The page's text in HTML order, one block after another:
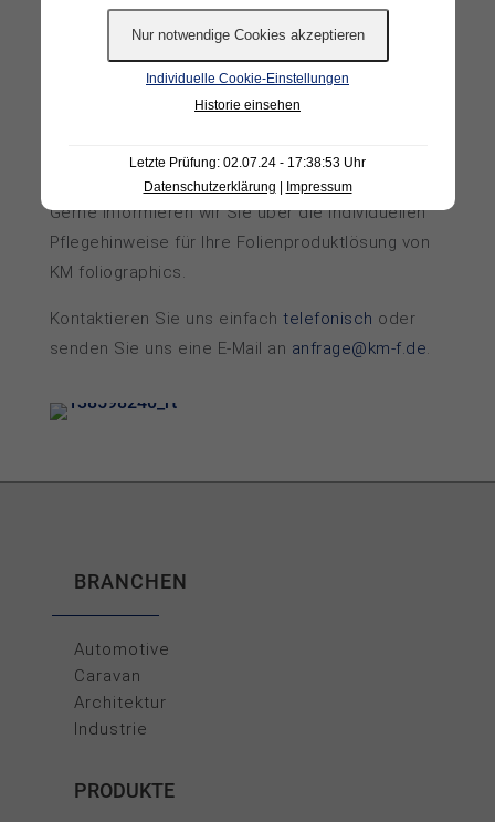
ter- und Tür­pro­fi­le re­gel­mä­ßig ent­spre­chend der
Her­stel­ler­an­ga­ben ge­rei­nigt wer­den um lang­fris­
tig schön und halt­bar zu blei­ben.
UNSER KM-SUPPORT
Gerne informieren wir Sie über die individuellen
Pflegehinweise für Ihre Folienproduktlösung von
KM foliographics.
Kontaktieren Sie uns einfachtelefonisch oder
senden Sie uns eine E-Mail an anfrage@km-f.de.
BRANCHEN
Automotive
Caravan
Architektur
Industrie
PRODUKTE
Individuelle Cookie-Einstellungen
Historie einsehen
Letzte Prüfung: 02.07.24 - 17:38:53 Uhr
Datenschutzerklärung | Impressum